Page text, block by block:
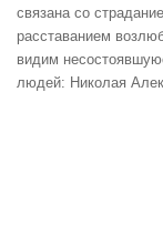
связана со
расставанием
видим
людей: Николая